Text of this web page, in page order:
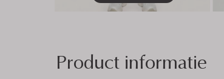
Product informatie